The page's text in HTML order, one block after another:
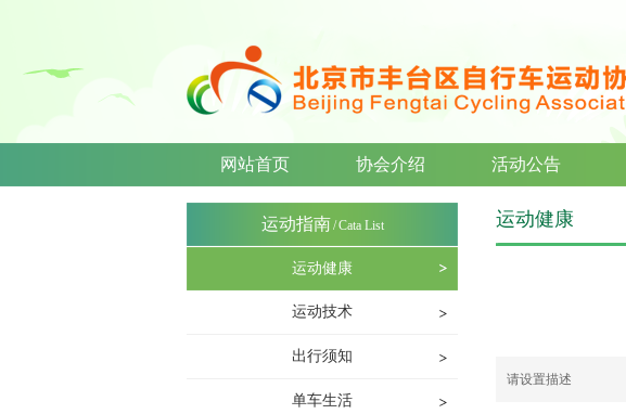
网站首页 协会介绍 活动公告
运动指南/Cata List
运动健康
运动技术
出行须知
单车生活
运动健康
请设置描述